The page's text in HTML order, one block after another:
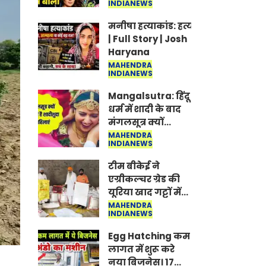
Jantar-Mantar |
CJP protest
INDIANEWS
मनीषा हत्याकांड: हत्या, आत्महत्या या
| Full Story | Josh
Haryana
MAHENDRA
INDIANEWS
Mangalsutra: हिंदू
धर्म में शादी के बाद
मंगलसूत्र क्यों
पहनती है महिलाएं,
किसने शुरु की ये
परंपरा
MAHENDRA
INDIANEWS
टीम बीकेई ने
एग्रीकल्चर ग्रेड की
यूरिया खाद गट्टों में
बदलकर टेक्निकल
ग्रेड में बेचने वालों पर
करवाई कार्रवाई:
लखविंदर सिंह
औलख
MAHENDRA
INDIANEWS
Egg Hatching कम
लागत में शुरू करे
नया बिजनेस। 17